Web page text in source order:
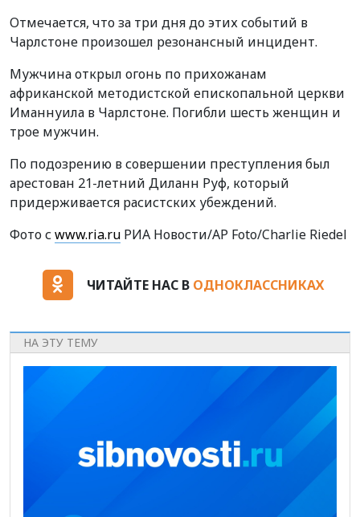
Отмечается, что за три дня до этих событий в
Чарлстоне произошел резонансный инцидент.
Мужчина открыл огонь по прихожанам
африканской методистской епископальной церкви
Иманнуила в Чарлстоне. Погибли шесть женщин и
трое мужчин.
По подозрению в совершении преступления был
арестован 21-летний Диланн Руф, который
придерживается расистских убеждений.
Фото сwww.ria.ru РИА Новости/АР Foto/Charlie Riedel
ЧИТАЙТЕ НАС В ОДНОКЛАССНИКАХ
НА ЭТУ ТЕМУ